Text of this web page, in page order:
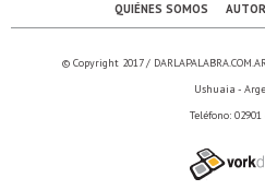
QUIÉNES SOMOS
© Copyright 2017 /
Ushuaia -
Teléfono: 02901